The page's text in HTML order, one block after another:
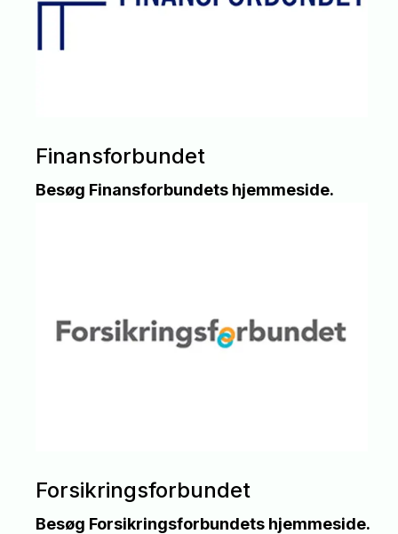
Finansforbundet
Besøg Finansforbundets hjemmeside.
Forsikringsforbundet
Besøg Forsikringsforbundets hjemmeside.